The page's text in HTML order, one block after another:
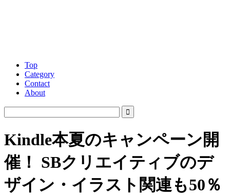
Top
Category
Contact
About
Kindle本夏のキャンペーン開
催！ SBクリエイティブのデ
ザイン・イラスト関連も50％